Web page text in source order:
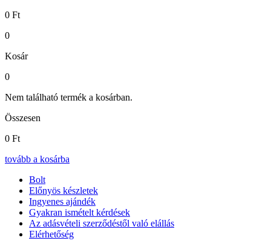
0 Ft
0
Kosár
0
Nem található termék a kosárban.
Összesen
0 Ft
tovább a kosárba
Bolt
Előnyös készletek
Ingyenes ajándék
Gyakran ismételt kérdések
Az adásvételi szerződéstől való elállás
Elérhetőség